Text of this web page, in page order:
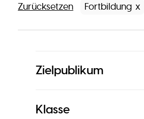
Zurücksetzen Fortbildung
Zielpublikum
Klasse